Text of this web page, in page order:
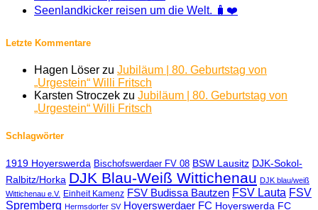
Seenlandkicker reisen um die Welt. 🧳❤️
Letzte Kommentare
Hagen Löser zu Jubiläum | 80. Geburtstag von
„Urgestein“ Willi Fritsch
Karsten Stroczek zu Jubiläum | 80. Geburtstag von
„Urgestein“ Willi Fritsch
Schlagwörter
1919 Hoyerswerda Bischofswerdaer FV 08 BSW Lausitz DJK-Sokol-
Ralbitz/Horka DJK Blau-Weiß Wittichenau DJK blau/weiß
Wittichenau e.V. Einheit Kamenz FSV Budissa Bautzen FSV Lauta FSV
Spremberg Hermsdorfer SV Hoyerswerdaer FC Hoyerswerda FC